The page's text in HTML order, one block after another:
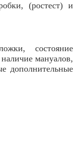
(ростест) и
состояние
мануалов,
дополнительные